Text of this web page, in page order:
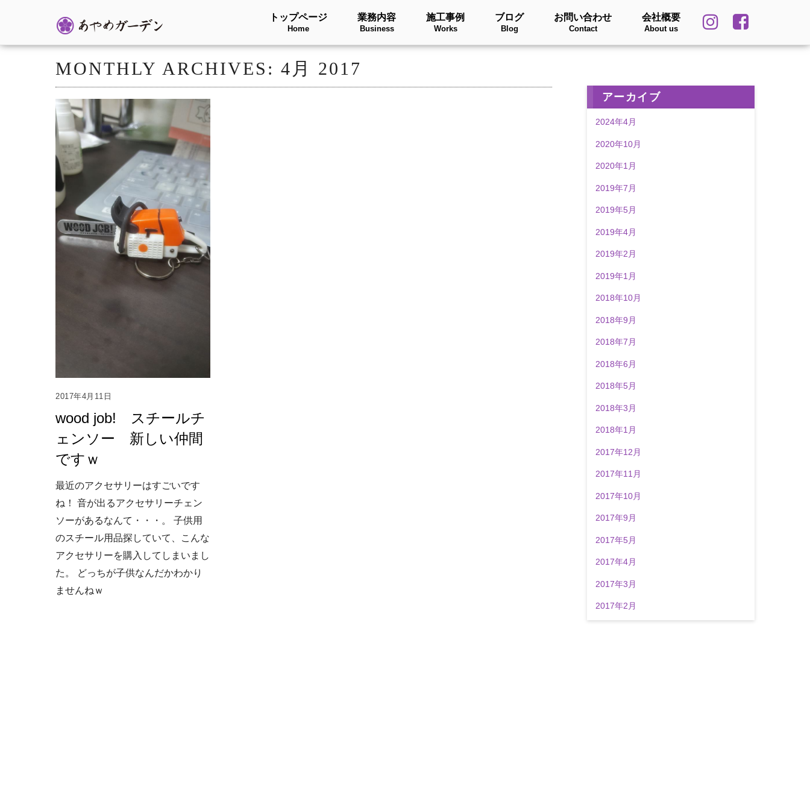
トップページ
Home
業務内容
Business
施工事例
Works
ブログ
Blog
お問い合わせ
Contact
会社概要
About us
MONTHLY ARCHIVES: 4月 2017
2017年4月11日
wood job! スチールチ
ェンソー 新しい仲間
ですｗ
最近のアクセサリーはすごいです
ね！ 音が出るアクセサリーチェン
ソーがあるなんて・・・。 子供用
のスチール用品探していて、こんな
アクセサリーを購入してしまいまし
た。 どっちが子供なんだかわかり
ませんねｗ
アーカイブ
2024年4月
2020年10月
2020年1月
2019年7月
2019年5月
2019年4月
2019年2月
2019年1月
2018年10月
2018年9月
2018年7月
2018年6月
2018年5月
2018年3月
2018年1月
2017年12月
2017年11月
2017年10月
2017年9月
2017年5月
2017年4月
2017年3月
2017年2月